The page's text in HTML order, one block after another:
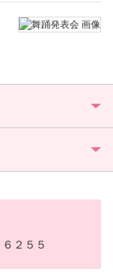
２５５